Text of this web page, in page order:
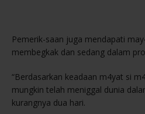
Pemerik-saan juga mendapati
membegkak dan sedang dalam
“Berdasarkan keadaan m4yat si
mungkin telah meniggal dunia
kurangnya dua hari.